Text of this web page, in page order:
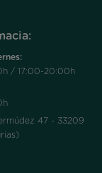
/ 17:00-20:00h
47 - 33209